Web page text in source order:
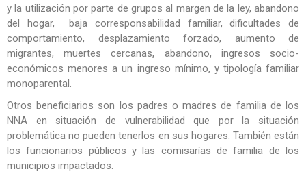
y la utilización por parte de grupos al margen de la ley, abandono
del hogar, baja corresponsabilidad familiar, dificultades de
comportamiento, desplazamiento forzado, aumento de
migrantes, muertes cercanas, abandono, ingresos socio-
económicos menores a un ingreso mínimo, y tipología familiar
monoparental.
Otros beneficiarios son los padres o madres de familia de los
NNA en situación de vulnerabilidad que por la situación
problemática no pueden tenerlos en sus hogares. También están
los funcionarios públicos y las comisarías de familia de los
municipios impactados.